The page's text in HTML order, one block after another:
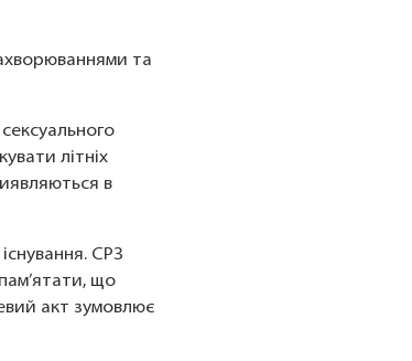
та
літніх
в
СРЗ
що
акт зумовлює